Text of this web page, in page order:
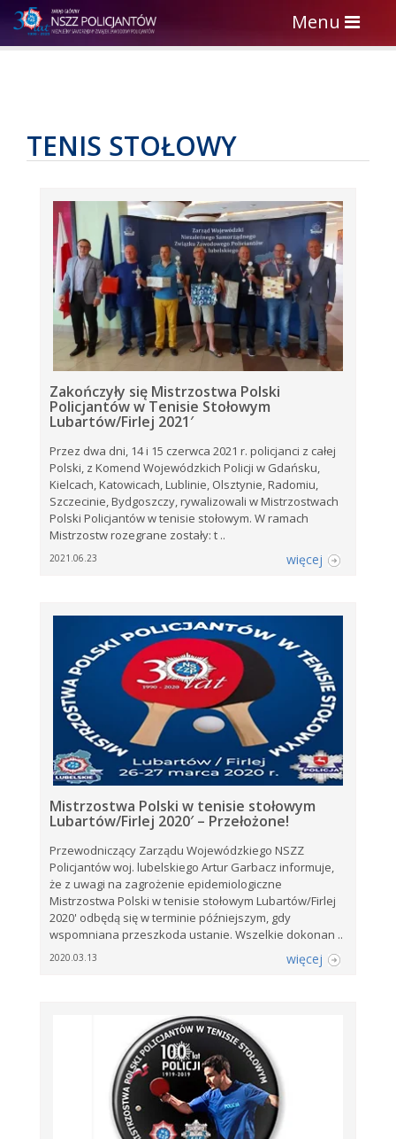
Toggle
navigation
Menu
TENIS STOŁOWY
Zakończyły się Mistrzostwa Polski
Policjantów w Tenisie Stołowym
Lubartów/Firlej 2021′
Przez dwa dni, 14 i 15 czerwca 2021 r. policjanci z całej
Polski, z Komend Wojewódzkich Policji w Gdańsku,
Kielcach, Katowicach, Lublinie, Olsztynie, Radomiu,
Szczecinie, Bydgoszczy, rywalizowali w Mistrzostwach
Polski Policjantów w tenisie stołowym. W ramach
Mistrzostw rozegrane zostały: t ..
2021.06.23 więcej
Mistrzostwa Polski w tenisie stołowym
Lubartów/Firlej 2020′ – Przełożone!
Przewodniczący Zarządu Wojewódzkiego NSZZ
Policjantów woj. lubelskiego Artur Garbacz informuje,
że z uwagi na zagrożenie epidemiologiczne
Mistrzostwa Polski w tenisie stołowym Lubartów/Firlej
2020' odbędą się w terminie późniejszym, gdy
wspomniana przeszkoda ustanie. Wszelkie dokonan ..
2020.03.13 więcej